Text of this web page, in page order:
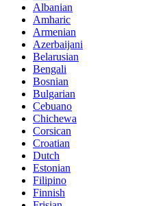
Albanian
Amharic
Armenian
Azerbaijani
Belarusian
Bengali
Bosnian
Bulgarian
Cebuano
Chichewa
Corsican
Croatian
Dutch
Estonian
Filipino
Finnish